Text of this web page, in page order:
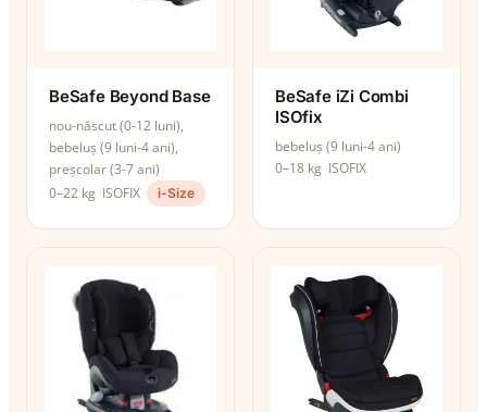
BeSafe Beyond Base
nou-născut (0-12 luni),
bebeluș (9 luni-4 ani),
preșcolar (3-7 ani)
0–22 kg ISOFIX i-Size
BeSafe iZi Combi
ISOfix
bebeluș (9 luni-4 ani)
0–18 kg ISOFIX